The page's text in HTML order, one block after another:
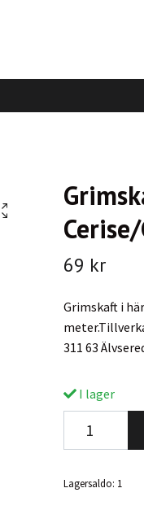
69 kr
Grimskaft i
311 63
I lager
Lagersaldo: 1